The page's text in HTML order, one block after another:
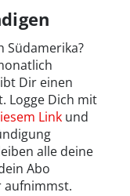
Südamerika?
Dir einen
Logge Dich mit
Link und
alle deine
Abo
aufnimmst.